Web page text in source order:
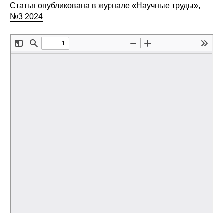
Редакционная этика
Общие требования
Статья опубликована в журнале «Научные труды»,
№3 2024